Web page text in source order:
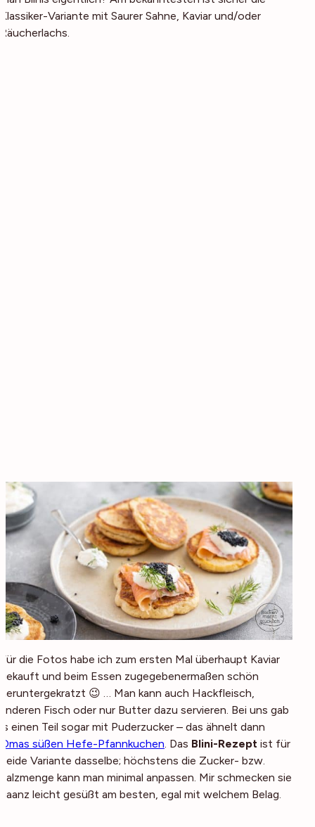
Klassiker-Variante mit Saurer Sahne, Kaviar und/oder
Räucherlachs.
Für die Fotos habe ich zum ersten Mal überhaupt Kaviar
gekauft und beim Essen zugegebenermaßen schön
heruntergekratzt 😉 … Man kann auch Hackfleisch,
anderen Fisch oder nur Butter dazu servieren. Bei uns gab
´s einen Teil sogar mit Puderzucker – das ähnelt dann
Omas süßen Hefe-Pfannkuchen . Das Blini-Rezept ist für
beide Variante dasselbe; höchstens die Zucker- bzw.
Salzmenge kann man minimal anpassen. Mir schmecken sie
gaanz leicht gesüßt am besten, egal mit welchem Belag.